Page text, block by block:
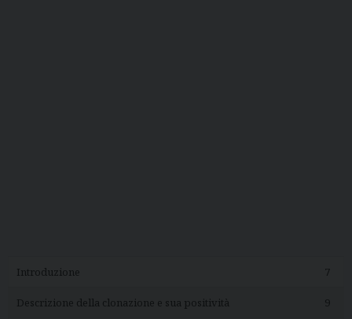
Introduzione 7
Descrizione della clonazione e sua positività 9